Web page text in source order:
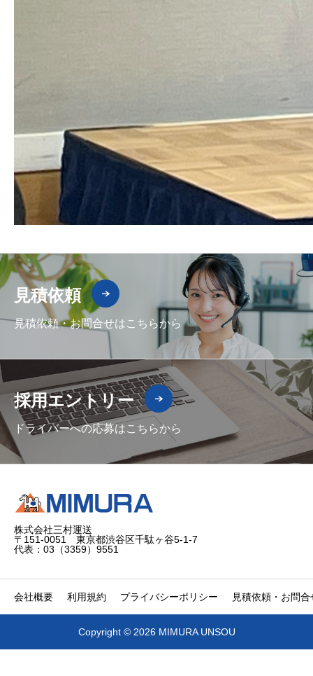
見積依頼
見積依頼・お問合せはこちらから
採用エントリー
ドライバーへの応募はこちらから
株式会社三村運送
〒151-0051 東京都渋谷区千駄ヶ谷5-1-7
代表：03（3359）9551
会社概要 利用規約 プライバシーポリシー 見積依頼・お問合
Copyright © 2026 MIMURA UNSOU